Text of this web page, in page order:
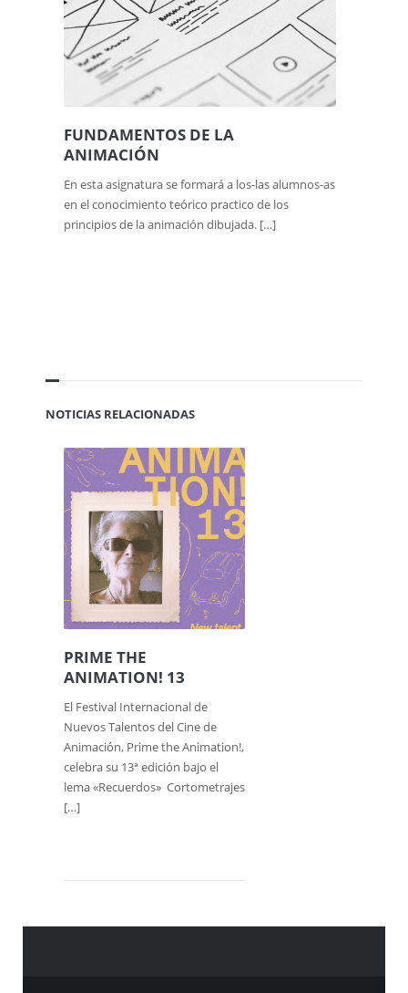
FUNDAMENTOS DE LA
ANIMACIÓN
En esta asignatura se formará a los-las alumnos-as
en el conocimiento teórico practico de los
principios de la animación dibujada. […]
NOTICIAS RELACIONADAS
PRIME THE
ANIMATION! 13
El Festival Internacional de
Nuevos Talentos del Cine de
Animación, Prime the Animation!,
celebra su 13ª edición bajo el
lema «Recuerdos» Cortometrajes
[…]